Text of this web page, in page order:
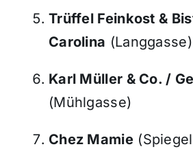
Trüffel Feinkost &
Carolina (Langgasse)
Karl Müller & Co. /
(Mühlgasse)
Chez Mamie